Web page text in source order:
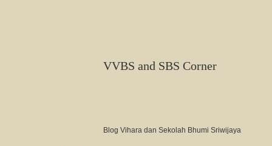
VVBS and SBS Corner
Blog Vihara dan Sekolah Bhumi Sriwijaya